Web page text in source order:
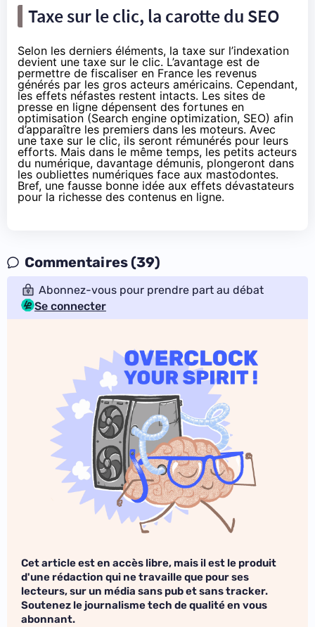
Taxe sur le clic, la carotte du SEO
Selon les derniers éléments, la taxe sur l’indexation
devient une taxe sur le clic. L’avantage est de
permettre de fiscaliser en France les revenus
générés par les gros acteurs américains. Cependant,
les effets néfastes restent intacts. Les sites de
presse en ligne dépensent des fortunes en
optimisation (Search engine optimization, SEO) afin
d’apparaître les premiers dans les moteurs. Avec
une taxe sur le clic, ils seront rémunérés pour leurs
efforts. Mais dans le même temps, les petits acteurs
du numérique, davantage démunis, plongeront dans
les oubliettes numériques face aux mastodontes.
Bref, une fausse bonne idée aux effets dévastateurs
pour la richesse des contenus en ligne.
Commentaires (39)
Abonnez-vous pour prendre part au débat
Se connecter
Cet article est en accès libre, mais il est le produit
d'une rédaction qui ne travaille que pour ses
lecteurs, sur un média sans pub et sans tracker.
Soutenez le journalisme tech de qualité en vous
abonnant.